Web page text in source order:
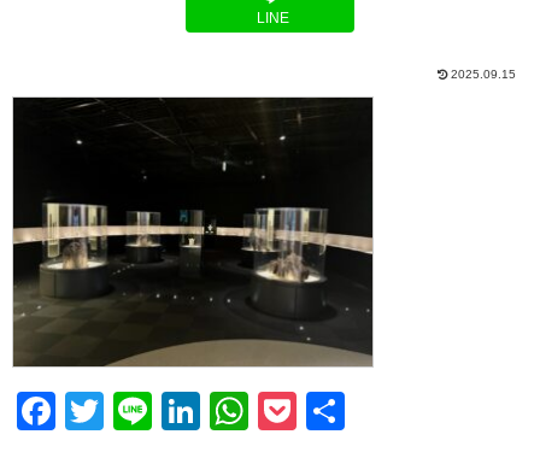
LINE
2025.09.15
F
T
Li
Li
W P